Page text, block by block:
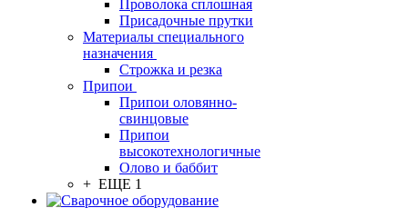
Проволока сплошная
Присадочные прутки
Материалы специального
назначения
Строжка и резка
Припои
Припои оловянно-
свинцовые
Припои
высокотехнологичные
Олово и баббит
+ ЕЩЕ 1